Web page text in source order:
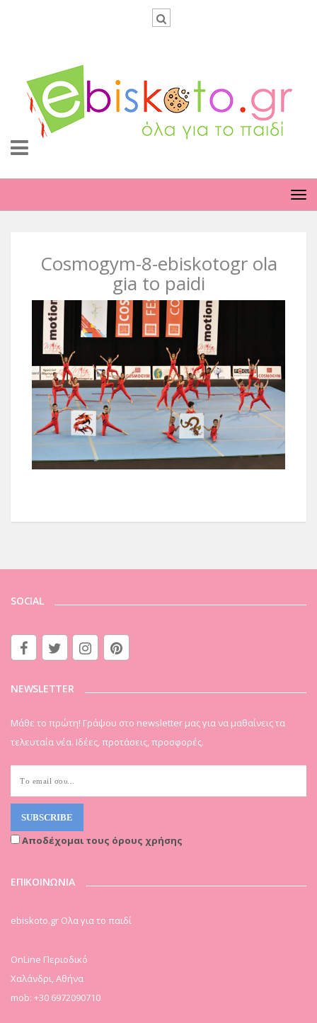
Cosmogym-8-ebiskotogr ola
gia to paidi
SOCIAL
NEWSLETTER
Μάθε το πρώτη! Γράψου στο newsletter μας για να μαθαίνεις τα
τελευταία νέα. Ιδέες, προτάσεις, προσφορές.
Αποδέχομαι τους όρους χρήσης
ΕΠΙΚΟΙΝΩΝΙΑ
ebiskoto.gr Ολα για το παιδί
OnLine Περιοδικό
Χαλάνδρι, Αθήνα
mob: +30 6972090710